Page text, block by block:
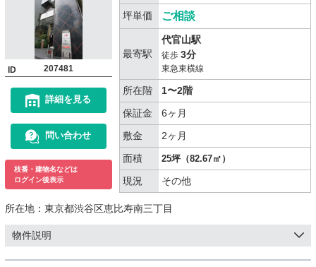
ID 207481
詳細を見る
問い合わせ
枝番・建物名などは
ログイン後表示
坪単価 ご相談
最寄駅
代官山駅
徒歩 3分
東急東横線
所在階
1〜2階
保証金
6ヶ月
敷金
2ヶ月
面積
25坪（82.67㎡）
現況 その他
所在地： 東京都渋谷区恵比寿南三丁目
物件説明